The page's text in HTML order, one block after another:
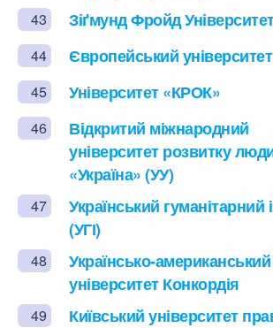
43 Зіґмунд Фройд
44 Європейський
45 Університет «КРОК»
46
Відкритий міжнародний
університет розвитку
«Україна» (УУ)
47
Український гуманітарний
(УГІ)
48
Українсько-американський
університет Конкордія
49
Київський університет